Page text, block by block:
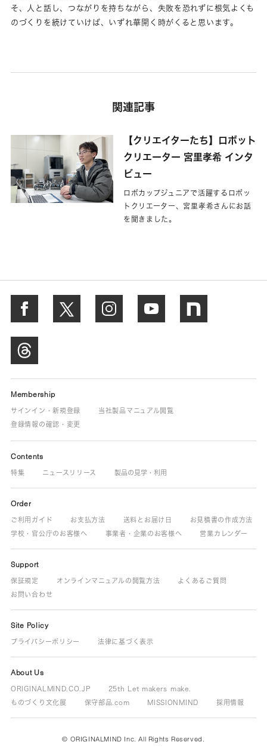
そ、人と話し、つながりを持ちながら、失敗を恐れずに根気よくも
のづくりを続けていけば、いずれ華開く時がくると思います。
関連記事
【クリエイターたち】ロボット
クリエーター 宮里孝希 インタ
ビュー
ロボカップジュニアで活躍するロボッ
トクリエーター、宮里孝希さんにお話
を聞きました。
Membership
サインイン・新規登録
当社製品マニュアル閲覧
登録情報の確認・変更
Contents
特集 ニュースリリース 製品の見学・利用
Order
ご利用ガイド お支払方法 送料とお届け日
お見積書の作成方法
学校・官公庁のお客様へ
事業者・企業のお客様へ 営業カレンダー
Support
保証規定 オンラインマニュアルの閲覧方法
よくあるご質問
お問い合わせ
Site Policy
プライバシーポリシー 法律に基づく表示
About Us
ORIGINALMIND.CO.JP
25th Let makers make.
ものづくり文化展
保守部品.com MISSIONMIND 採用情報
© ORIGINALMIND Inc. All Rights Reserved.